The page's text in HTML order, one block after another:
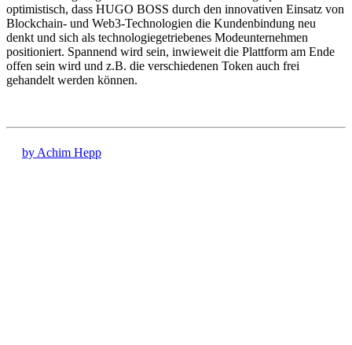
optimistisch, dass HUGO BOSS durch den innovativen Einsatz von
Blockchain- und Web3-Technologien die Kundenbindung neu
denkt und sich als technologiegetriebenes Modeunternehmen
positioniert. Spannend wird sein, inwieweit die Plattform am Ende
offen sein wird und z.B. die verschiedenen Token auch frei
gehandelt werden können.
by Achim Hepp